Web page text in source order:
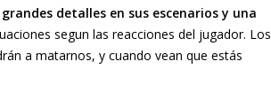
detalles en sus escenarios y una
segun las reacciones del jugador. Los
a matarnos, y cuando vean que estás